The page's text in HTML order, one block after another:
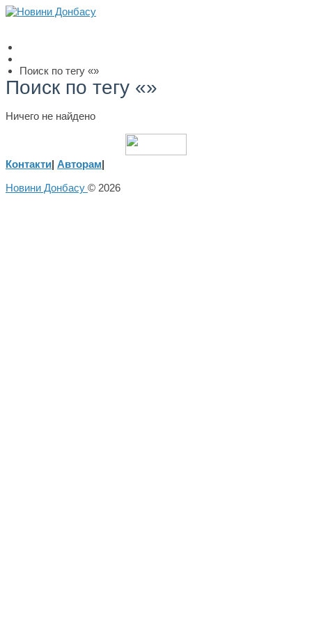
Поиск по тегу «»
Поиск по тегу «»
Ничего не найдено
Контакти| Авторам|
Новини Донбасу © 2026